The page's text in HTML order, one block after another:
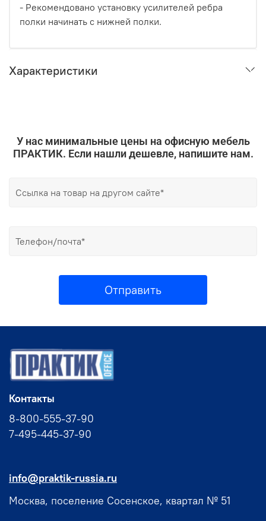
- Рекомендовано установку усилителей ребра
полки начинать с нижней полки.
Характеристики
У нас минимальные цены на офисную мебель
ПРАКТИК. Если нашли дешевле, напишите нам.
Отправить
Контакты
8-800-555-37-90
7-495-445-37-90
info@praktik-russia.ru
Москва, поселение Сосенское, квартал № 51